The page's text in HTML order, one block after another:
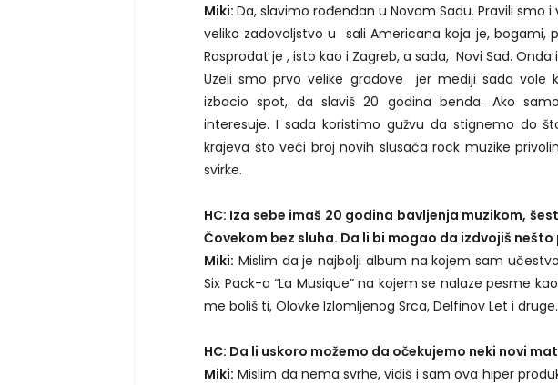
Miki: Da, slavimo rođendan u Novom Sadu. Pravili smo
veliko zadovoljstvo u sali Americana koja je, bogami,
Rasprodat je , isto kao i Zagreb, a sada, Novi Sad.
Uzeli smo prvo velike gradove jer mediji sada vole
izbacio spot, da slaviš 20 godina benda. Ako
interesuje. I sada koristimo gužvu da stignemo do
krajeva što veći broj novih slusača rock muzike
svirke.
HC: Iza sebe imaš 20 godina bavljenja muzikom,
Čovekom bez sluha. Da li bi mogao da izdvojiš
Miki: Mislim da je najbolji album na kojem sam
Six Pack-a “La Musique” na kojem se nalaze pesme
me boliš ti, Olovke Izlomljenog Srca, Delfinov Let i druge.
HC: Da li uskoro možemo da očekujemo neki novi
Miki: Mislim da nema svrhe, vidiš i sam ova hiper